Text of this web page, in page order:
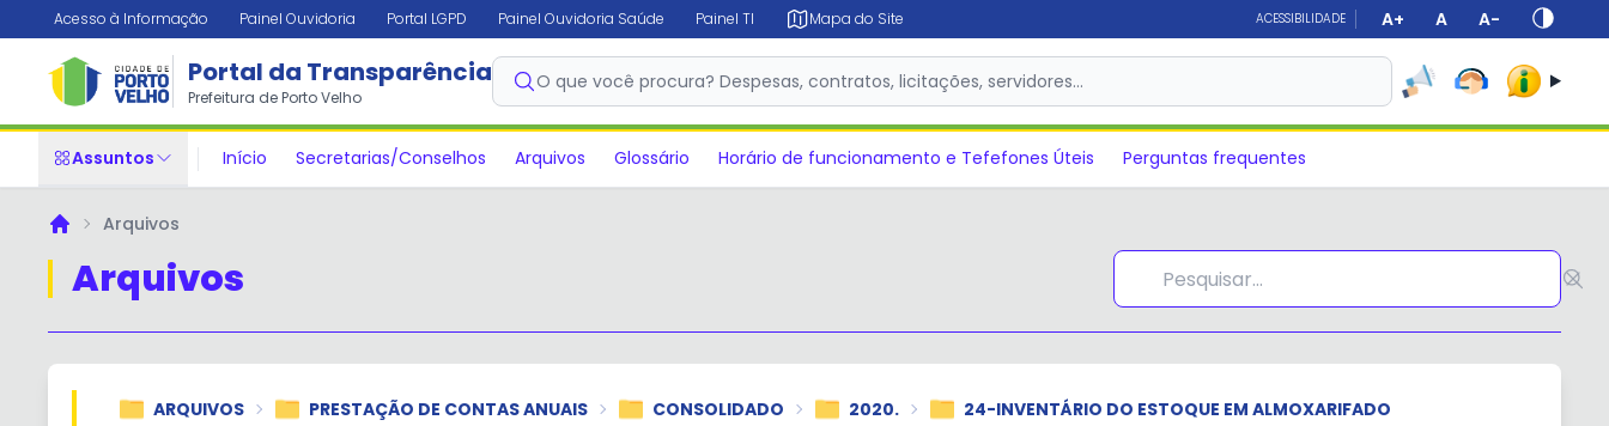
Acesso à Informação Painel Ouvidoria Portal LGPD Painel Ouvidoria Saúde Painel TI Mapa do Site ACESSIBILIDADE A+ A A-
Portal da Transparência
Prefeitura de Porto Velho
O que você procura? Despesas, contratos, licitações, servidores…
Assuntos Início Secretarias/Conselhos Arquivos Glossário Horário de funcionamento e Tefefones Úteis Perguntas frequentes
PrincipalArquivos
Arquivos
ARQUIVOS PRESTAÇÃO DE CONTAS ANUAIS CONSOLIDADO 2020. 24-INVENTÁRIO DO ESTOQUE EM ALMOXARIFADO
✕